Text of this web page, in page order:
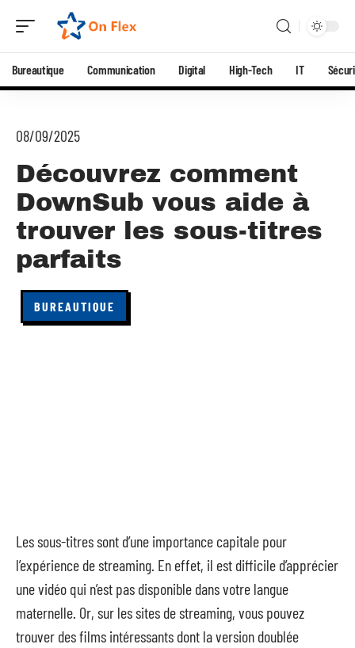
Bureautique Communication Digital High-Tech IT
08/09/2025
Découvrez comment
DownSub vous aide à
trouver les sous-titres
parfaits
BUREAUTIQUE
Les sous-titres sont d’une importance capitale pour
l’expérience de streaming. En effet, il est difficile d’apprécier
une vidéo qui n’est pas disponible dans votre langue
maternelle. Or, sur les sites de streaming, vous pouvez
trouver des films intéressants dont la version doublée